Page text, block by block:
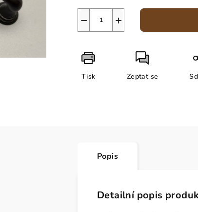
+
−
Tisk Zeptat se
Popis
Detailní popis